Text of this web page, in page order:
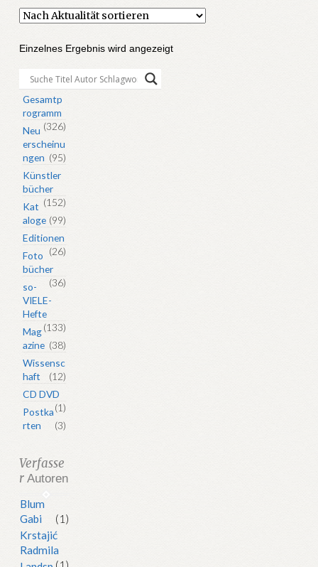
Einzelnes Ergebnis wird angezeigt
Gesamtp
rogramm
(326)
Neu
erscheinu
ngen (95)
Künstler
bücher
(152)
Kat
aloge (99)
Editionen
(26)
Foto
bücher
(36)
so-
VIELE-
Hefte
(133)
Mag
azine (38)
Wissensc
haft
(12)
CD DVD
(1)
Postka
rten
(3)
Verfasse
r Autoren
Blum
Gabi
(1)
Krstajić
Radmila